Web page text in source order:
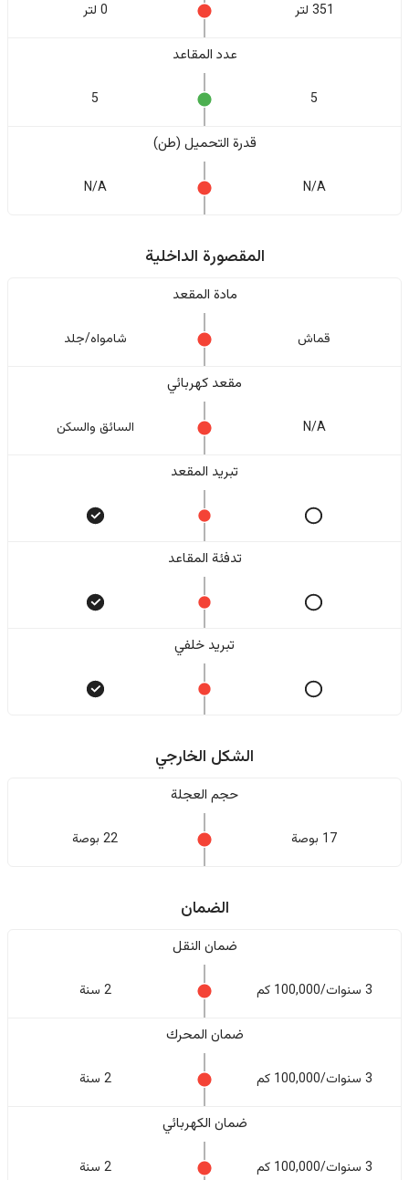
351 لتر 0 لتر
عدد المقاعد
5
5
قدرة التحميل (طن)
N/A
N/A
المقصورة الداخلية
مادة المقعد
قماش شامواه/جلد
مقعد كهربائي
N/A السائق والسکن
تبريد المقعد
تدفئة المقاعد
تبريد خلفي
الشكل الخارجي
حجم العجلة
17 بوصة 22 بوصة
الضمان
ضمان النقل
3 سنوات/100,000 كم 2 سنة
ضمان المحرك
3 سنوات/100,000 كم 2 سنة
ضمان الكهربائي
3 سنوات/100,000 كم 2 سنة